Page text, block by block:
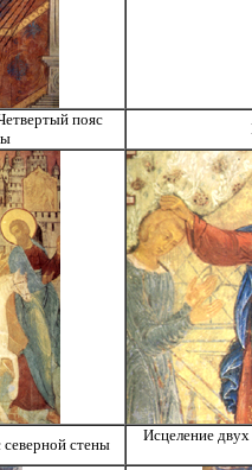
пояс
северной стены
Исцеление